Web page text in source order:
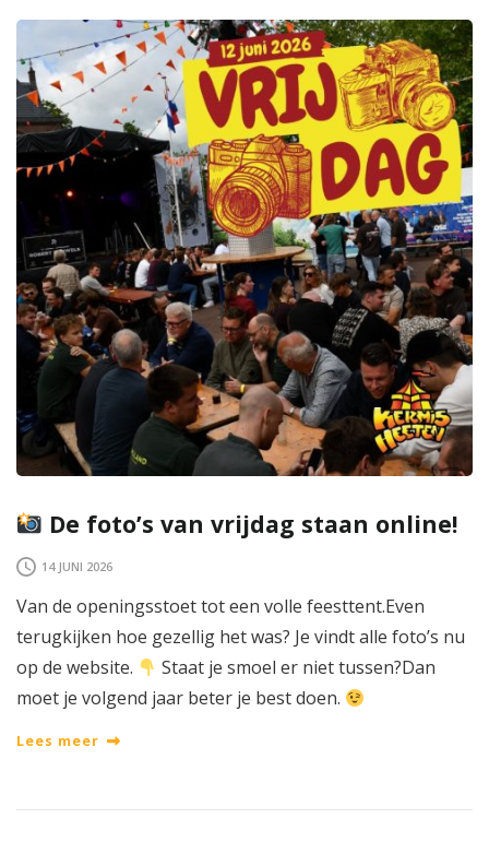
De foto’s van vrijdag staan online!
14 JUNI 2026
Van de openingsstoet tot een volle feesttent.Even
terugkijken hoe gezellig het was? Je vindt alle foto’s nu
op de website.
Staat je smoel er niet tussen?Dan
moet je volgend jaar beter je best doen.
Lees meer